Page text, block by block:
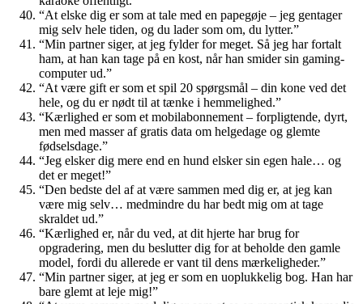
“At elske dig er som at tale med en papegøje – jeg gentager
mig selv hele tiden, og du lader som om, du lytter.”
“Min partner siger, at jeg fylder for meget. Så jeg har fortalt
ham, at han kan tage på en kost, når han smider sin gaming-
computer ud.”
“At være gift er som et spil 20 spørgsmål – din kone ved det
hele, og du er nødt til at tænke i hemmelighed.”
“Kærlighed er som et mobilabonnement – forpligtende, dyrt,
men med masser af gratis data om helgedage og glemte
fødselsdage.”
“Jeg elsker dig mere end en hund elsker sin egen hale… og
det er meget!”
“Den bedste del af at være sammen med dig er, at jeg kan
være mig selv… medmindre du har bedt mig om at tage
skraldet ud.”
“Kærlighed er, når du ved, at dit hjerte har brug for
opgradering, men du beslutter dig for at beholde den gamle
model, fordi du allerede er vant til dens mærkeligheder.”
“Min partner siger, at jeg er som en uoplukkelig bog. Han har
bare glemt at leje mig!”